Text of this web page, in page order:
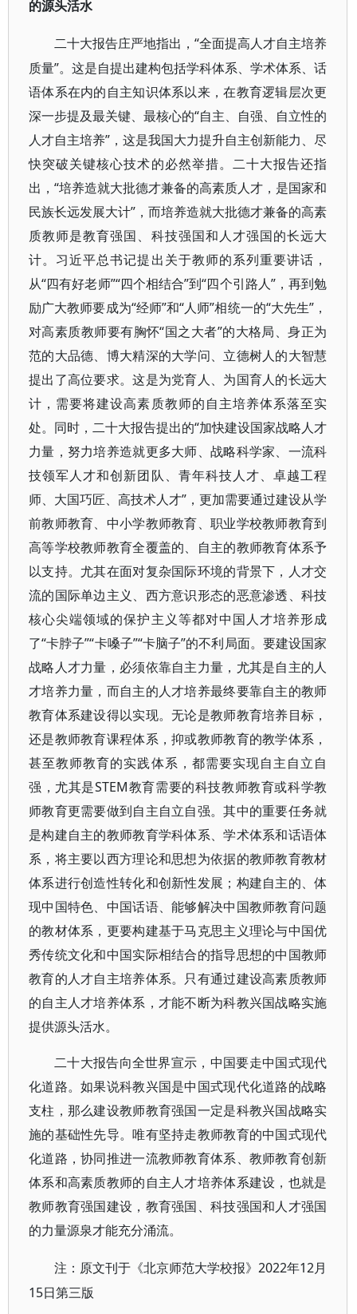
的源头活水
二十大报告庄严地指出，“全面提高人才自主培养
质量”。这是自提出建构包括学科体系、学术体系、话
语体系在内的自主知识体系以来，在教育逻辑层次更
深一步提及最关键、最核心的“自主、自强、自立性的
人才自主培养”，这是我国大力提升自主创新能力、尽
快突破关键核心技术的必然举措。二十大报告还指
出，“培养造就大批德才兼备的高素质人才，是国家和
民族长远发展大计”，而培养造就大批德才兼备的高素
质教师是教育强国、科技强国和人才强国的长远大
计。习近平总书记提出关于教师的系列重要讲话，
从“四有好老师”“四个相结合”到“四个引路人”，再到勉
励广大教师要成为“经师”和“人师”相统一的“大先生”，
对高素质教师要有胸怀“国之大者”的大格局、身正为
范的大品德、博大精深的大学问、立德树人的大智慧
提出了高位要求。这是为党育人、为国育人的长远大
计，需要将建设高素质教师的自主培养体系落至实
处。同时，二十大报告提出的“加快建设国家战略人才
力量，努力培养造就更多大师、战略科学家、一流科
技领军人才和创新团队、青年科技人才、卓越工程
师、大国巧匠、高技术人才”，更加需要通过建设从学
前教师教育、中小学教师教育、职业学校教师教育到
高等学校教师教育全覆盖的、自主的教师教育体系予
以支持。尤其在面对复杂国际环境的背景下，人才交
流的国际单边主义、西方意识形态的恶意渗透、科技
核心尖端领域的保护主义等都对中国人才培养形成
了“卡脖子”“卡嗓子”“卡脑子”的不利局面。要建设国家
战略人才力量，必须依靠自主力量，尤其是自主的人
才培养力量，而自主的人才培养最终要靠自主的教师
教育体系建设得以实现。无论是教师教育培养目标，
还是教师教育课程体系，抑或教师教育的教学体系，
甚至教师教育的实践体系，都需要实现自主自立自
强，尤其是STEM教育需要的科技教师教育或科学教
师教育更需要做到自主自立自强。其中的重要任务就
是构建自主的教师教育学科体系、学术体系和话语体
系，将主要以西方理论和思想为依据的教师教育教材
体系进行创造性转化和创新性发展；构建自主的、体
现中国特色、中国话语、能够解决中国教师教育问题
的教材体系，更要构建基于马克思主义理论与中国优
秀传统文化和中国实际相结合的指导思想的中国教师
教育的人才自主培养体系。只有通过建设高素质教师
的自主人才培养体系，才能不断为科教兴国战略实施
提供源头活水。
二十大报告向全世界宣示，中国要走中国式现代
化道路。如果说科教兴国是中国式现代化道路的战略
支柱，那么建设教师教育强国一定是科教兴国战略实
施的基础性先导。唯有坚持走教师教育的中国式现代
化道路，协同推进一流教师教育体系、教师教育创新
体系和高素质教师的自主人才培养体系建设，也就是
教师教育强国建设，教育强国、科技强国和人才强国
的力量源泉才能充分涌流。
注：原文刊于《北京师范大学校报》 2022年12月
15日第三版